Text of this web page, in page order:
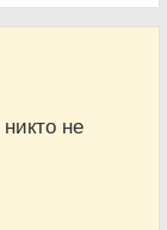
не